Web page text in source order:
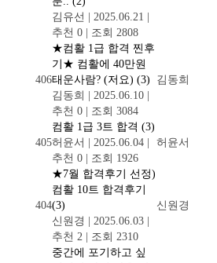
김유선 | 2025.06.21 |
추천 0 | 조회 2808
406
★컴활 1급 합격 찐후
기★ 컴활에 40만원
태운사람? (저요) (3)
김동희 | 2025.06.10 |
추천 0 | 조회 3084
김동희
405
컴활 1급 3트 합격 (3)
허윤서 | 2025.06.04 |
추천 0 | 조회 1926
허윤서
404
★7월 합격후기 선정)
컴활 10트 합격후기
(3)
신원경 | 2025.06.03 |
추천 2 | 조회 2310
신원경
중간에 포기하고 싶